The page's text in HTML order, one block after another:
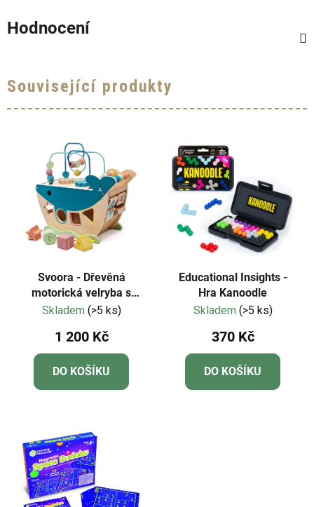
Hodnocení
Související produkty
Svoora - Dřevěná
motorická velryba s
aktivitami
Skladem (>5 ks)
1 200 Kč
DO KOŠÍKU
Educational Insights -
Hra Kanoodle
Skladem (>5 ks)
370 Kč
DO KOŠÍKU